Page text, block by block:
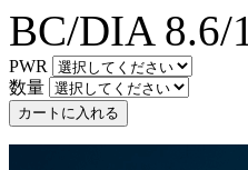
BC/DIA 8.6/
PWR
数量
カートに入れる